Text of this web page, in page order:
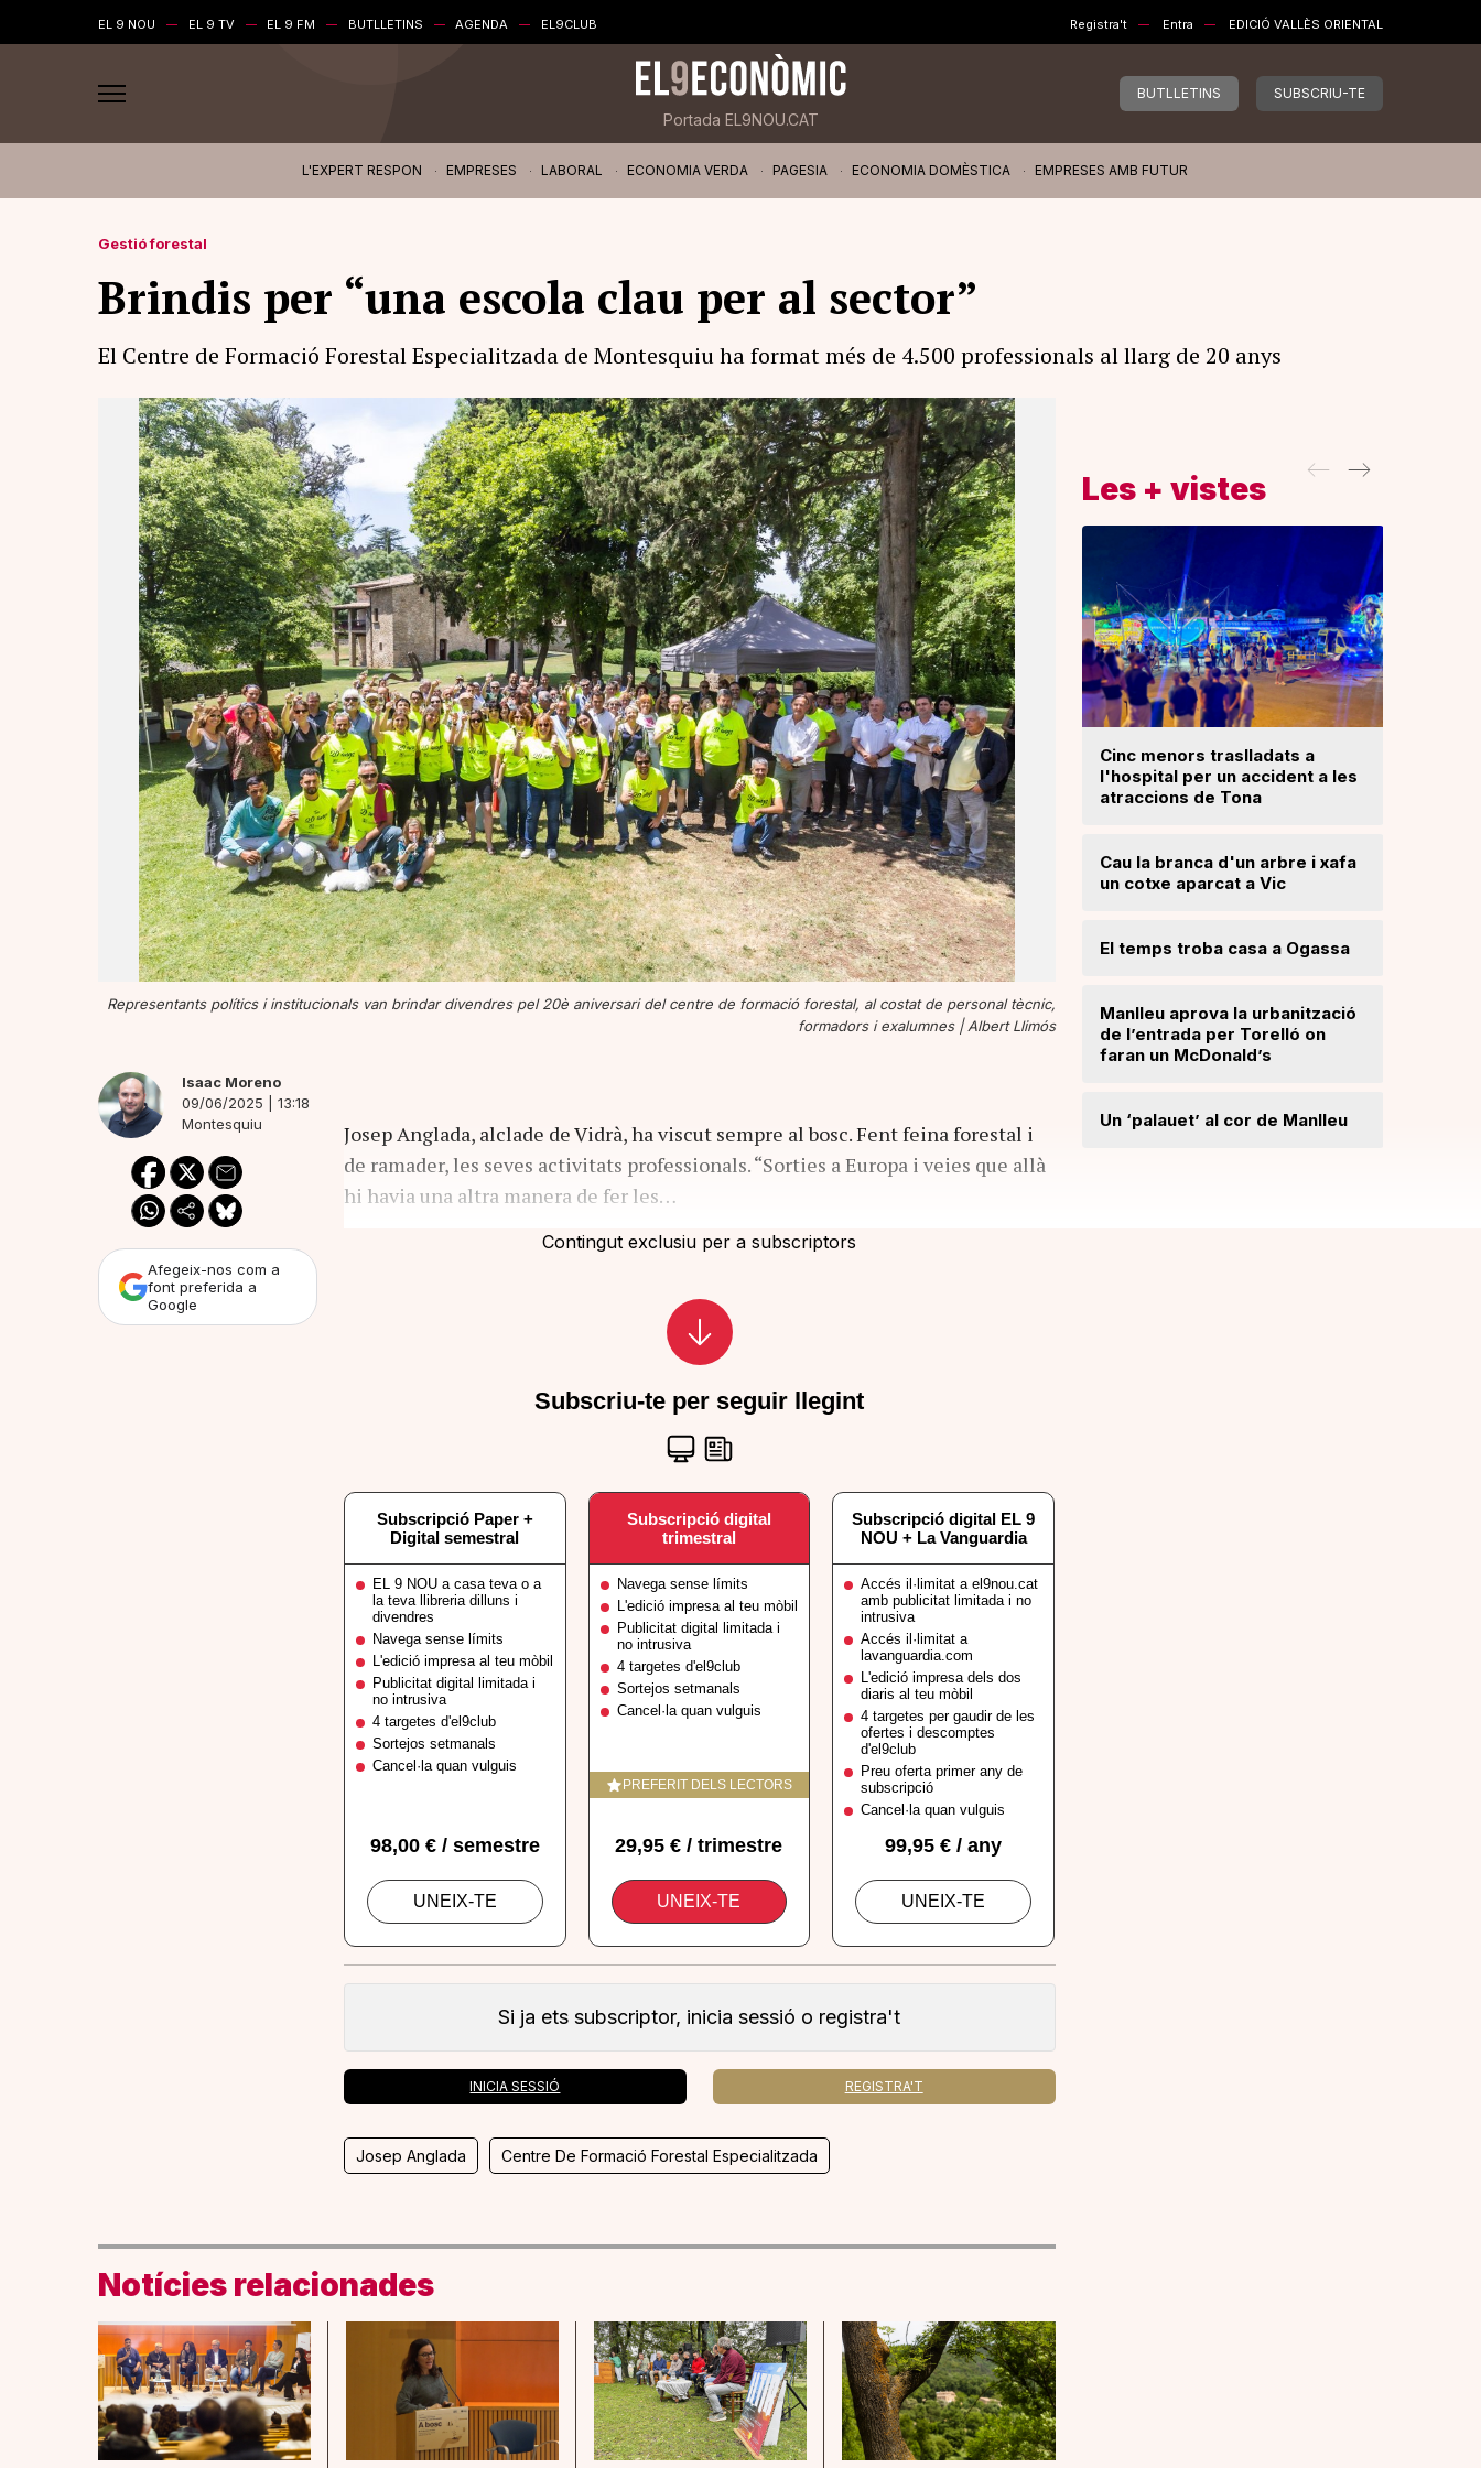
EL 9 NOU EL 9 TV EL 9 FM BUTLLETINS AGENDA EL9CLUB Registra't Entra EDICIÓ VALLÈS ORIENTAL
Portada EL9NOU.CAT
BUTLLETINS SUBSCRIU-TE
L'EXPERT RESPON EMPRESES LABORAL ECONOMIA VERDA PAGESIA ECONOMIA DOMÈSTICA EMPRESES AMB FUTUR
Gestió forestal
Brindis per “una escola clau per al sector”
El Centre de Formació Forestal Especialitzada de Montesquiu ha format més de 4.500 professionals al llarg de 20 anys
Representants polítics i institucionals van brindar divendres pel 20è aniversari del centre de formació forestal, al costat de personal tècnic,
formadors i exalumnes |Albert Llimós
Isaac Moreno
09/06/2025 | 13:18
Montesquiu
Afegeix-nos com a
font preferida a
Google
Josep Anglada, alclade de Vidrà, ha viscut sempre al bosc. Fent feina forestal i
de ramader, les seves activitats professionals. “Sorties a Europa i veies que allà
hi havia una altra manera de fer les…
Contingut exclusiu per a subscriptors
Si ja ets subscriptor, inicia sessió o registra't
INICIA SESSIÓ REGISTRA'T
Josep Anglada Centre De Formació Forestal Especialitzada
Notícies relacionades
Les + vistes
Cinc menors traslladats a
l'hospital per un accident a les
atraccions de Tona
Cau la branca d'un arbre i xafa
un cotxe aparcat a Vic
El temps troba casa a Ogassa
Manlleu aprova la urbanització
de l’entrada per Torelló on
faran un McDonald’s
Un ‘palauet’ al cor de Manlleu